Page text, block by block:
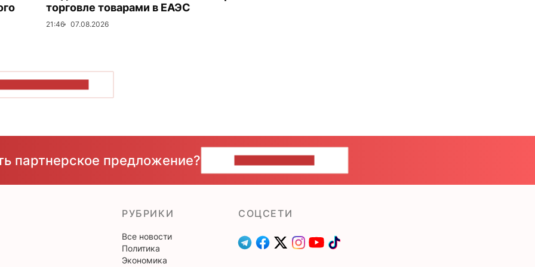
торговле товарами в ЕАЭС
21:46 07.08.2026
партнерское предложение?
РУБРИКИ
Все новости
Политика
Экономика
CОЦСЕТИ